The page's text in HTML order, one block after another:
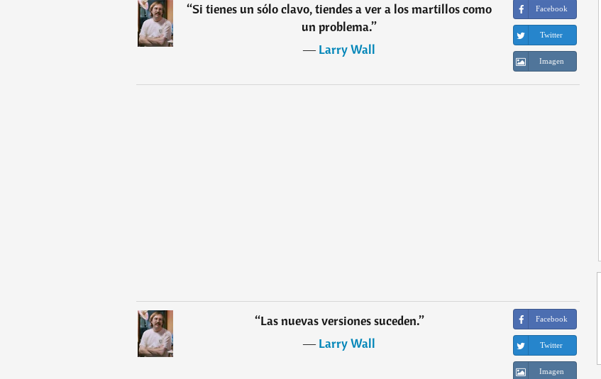
“Si tienes un sólo clavo, tiendes a ver a los martillos como
un problema.”
―Larry Wall
Facebook
Twitter
Imagen
“Las nuevas versiones suceden.”
―Larry Wall
Facebook
Twitter
Imagen